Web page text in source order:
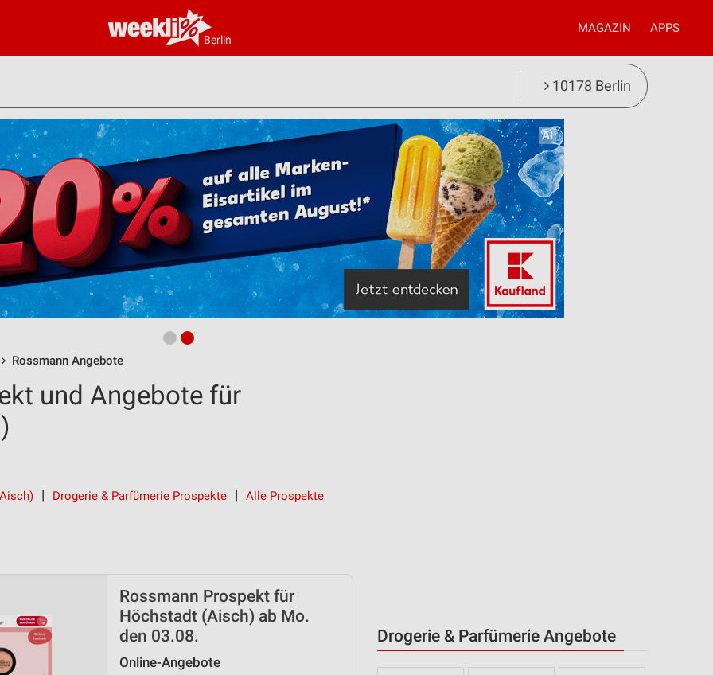
Berlin
MAGAZIN APPS
10178 Berlin
Rossmann Angebote
Drogerie & Parfümerie Angebote
und Angebote für
Drogerie & Parfümerie Prospekte Alle Prospekte
Rossmann Prospekt für
Höchstadt (Aisch) ab Mo.
den 03.08.
Online-Angebote